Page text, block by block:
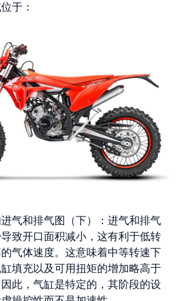
于：
气和排气图（下）：进气和排气
致开口面积减小，这有利于低转
气体速度。这意味着中等转速下
填充以及可用扭矩的增加略高于
此，气缸是特定的，其阶段的设